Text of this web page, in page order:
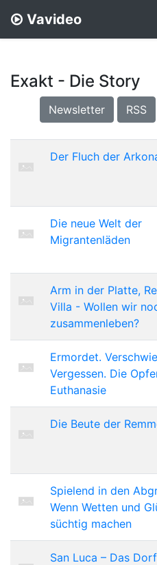
Vavideo
Exakt - Die Story
Newsletter RSS
Der Fluch der
Die neue Welt der
Migrantenläden
Arm in der Platte,
Villa - Wollen wir
zusammenleben?
Ermordet.
Vergessen. Die
Euthanasie
Die Beute der
Spielend in den
Wenn Wetten und
süchtig machen
San Luca – Das